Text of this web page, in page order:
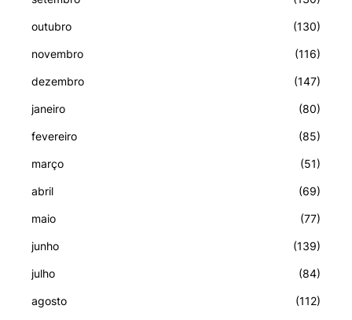
outubro (130)
novembro (116)
dezembro (147)
janeiro (80)
fevereiro (85)
março (51)
abril (69)
maio (77)
junho (139)
julho (84)
agosto (112)